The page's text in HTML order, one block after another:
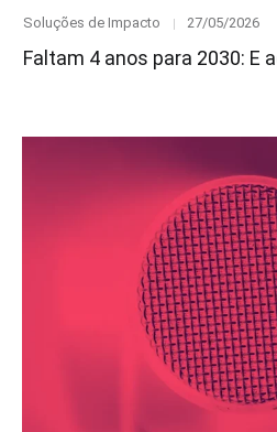
Category
Soluções de Impacto
Posted
27/05/2026
Faltam 4 anos para 2030: E